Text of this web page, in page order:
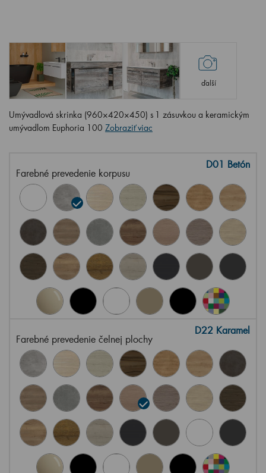
ďalší
Umývadlová skrinka (960×420×450) s 1 zásuvkou a keramickým
umývadlom Euphoria 100 Zobraziť viac
Farebné prevedenie korpusu
D01 Betón
Farebné prevedenie čelnej plochy
D22 Karamel